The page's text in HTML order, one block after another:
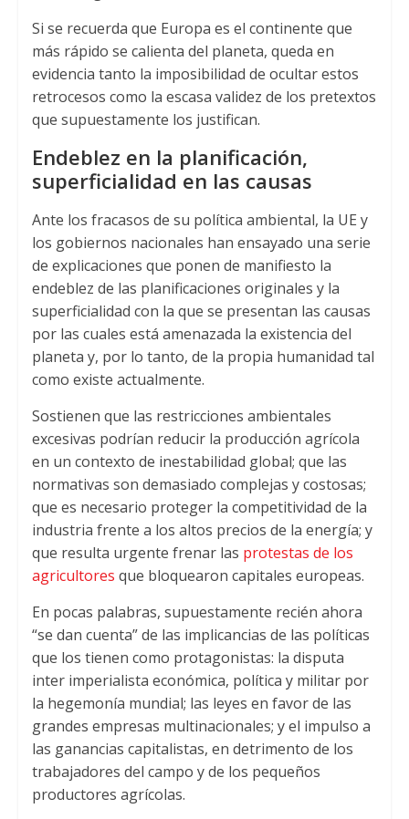
Si se recuerda que Europa es el continente que
más rápido se calienta del planeta, queda en
evidencia tanto la imposibilidad de ocultar estos
retrocesos como la escasa validez de los pretextos
que supuestamente los justifican.
Endeblez en la planificación,
superficialidad en las causas
Ante los fracasos de su política ambiental, la UE y
los gobiernos nacionales han ensayado una serie
de explicaciones que ponen de manifiesto la
endeblez de las planificaciones originales y la
superficialidad con la que se presentan las causas
por las cuales está amenazada la existencia del
planeta y, por lo tanto, de la propia humanidad tal
como existe actualmente.
Sostienen que las restricciones ambientales
excesivas podrían reducir la producción agrícola
en un contexto de inestabilidad global; que las
normativas son demasiado complejas y costosas;
que es necesario proteger la competitividad de la
industria frente a los altos precios de la energía; y
que resulta urgente frenar las protestas de los
agricultores que bloquearon capitales europeas.
En pocas palabras, supuestamente recién ahora
“se dan cuenta” de las implicancias de las políticas
que los tienen como protagonistas: la disputa
inter imperialista económica, política y militar por
la hegemonía mundial; las leyes en favor de las
grandes empresas multinacionales; y el impulso a
las ganancias capitalistas, en detrimento de los
trabajadores del campo y de los pequeños
productores agrícolas.